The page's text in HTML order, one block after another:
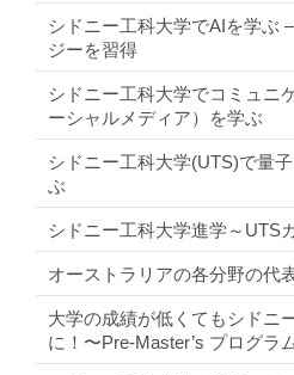
シドニー工科大学でAIを学ぶ
ジーを習得
シドニー工科大学でコミュニ
ーシャルメディア）を学ぶ
シドニー工科大学(UTS)で量
ぶ
シドニー工科大学進学～UTS
オーストラリアの各分野の代
大学の成績が低くてもシドニ
に！〜Pre-Master’s プログラ